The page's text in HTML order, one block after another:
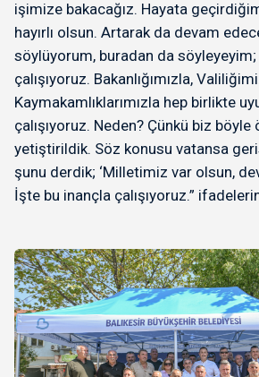
işimize bakacağız. Hayata
hayırlı olsun. Artarak da devam
söylüyorum, buradan da
çalışıyoruz. Bakanlığımızla,
Kaymakamlıklarımızla hep birlikte
çalışıyoruz. Neden? Çünkü biz
yetiştirildik. Söz konusu vatansa
şunu derdik; ‘Milletimiz var olsun,
İşte bu inançla çalışıyoruz.”